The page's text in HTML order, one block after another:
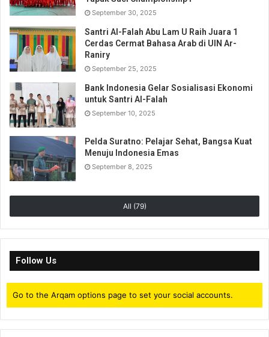
September 30, 2025
Santri Al-Falah Abu Lam U Raih Juara 1
Cerdas Cermat Bahasa Arab di UIN Ar-
Raniry
September 25, 2025
Bank Indonesia Gelar Sosialisasi Ekonomi
untuk Santri Al-Falah
September 10, 2025
Pelda Suratno: Pelajar Sehat, Bangsa Kuat
Menuju Indonesia Emas
September 8, 2025
All (79)
Follow Us
Go to the Arqam options page to set your social accounts.